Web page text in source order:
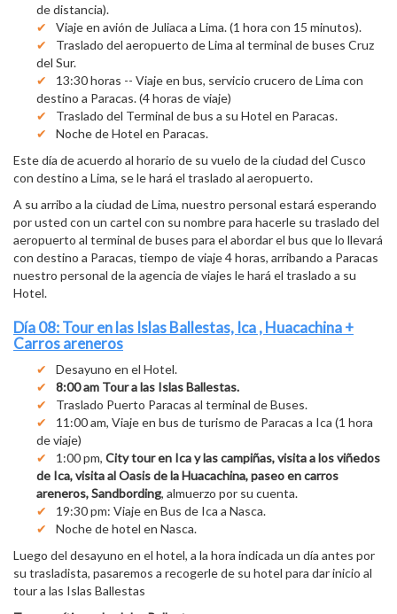
de distancia).
Viaje en avión de Juliaca a Lima. (1 hora con 15 minutos).
Traslado del aeropuerto de Lima al terminal de buses Cruz
del Sur.
13:30 horas -- Viaje en bus, servicio crucero de Lima con
destino a Paracas. (4 horas de viaje)
Traslado del Terminal de bus a su Hotel en Paracas.
Noche de Hotel en Paracas.
Este día de acuerdo al horario de su vuelo de la ciudad del Cusco
con destino a Lima, se le hará el traslado al aeropuerto.
A su arribo a la ciudad de Lima, nuestro personal estará esperando
por usted con un cartel con su nombre para hacerle su traslado del
aeropuerto al terminal de buses para el abordar el bus que lo llevará
con destino a Paracas, tiempo de viaje 4 horas, arribando a Paracas
nuestro personal de la agencia de viajes le hará el traslado a su
Hotel.
Día 08: Tour en las Islas Ballestas, Ica , Huacachina +
Carros areneros
Desayuno en el Hotel.
8:00 am Tour a las Islas Ballestas.
Traslado Puerto Paracas al terminal de Buses.
11:00 am, Viaje en bus de turismo de Paracas a Ica (1 hora
de viaje)
1:00 pm, City tour en Ica y las campiñas, visita a los viñedos
de Ica, visita al Oasis de la Huacachina, paseo en carros
areneros, Sandbording, almuerzo por su cuenta.
19:30 pm: Viaje en Bus de Ica a Nasca.
Noche de hotel en Nasca.
Luego del desayuno en el hotel, a la hora indicada un día antes por
su trasladista, pasaremos a recogerle de su hotel para dar inicio al
tour a las Islas Ballestas